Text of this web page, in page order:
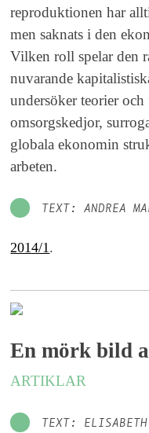
reproduktionen har
men saknats i den
Vilken roll spelar den
nuvarande
undersöker teorier
omsorgskedjor,
globala ekonomin
arbeten.
TEXT: ANDREA
2014/1.
En mörk bild
ARTIKLAR
TEXT: ELISABETH